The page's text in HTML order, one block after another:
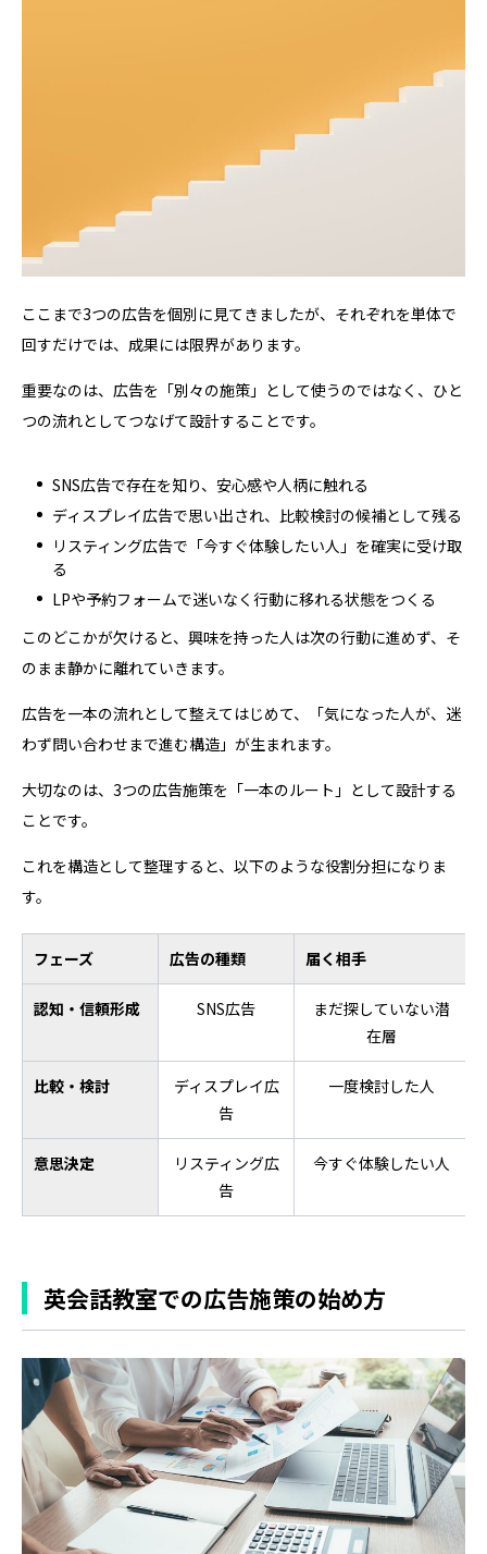
ここまで3つの広告を個別に見てきましたが、それぞれを単体で
回すだけでは、成果には限界があります。
重要なのは、広告を「別々の施策」として使うのではなく、ひと
つの流れとしてつなげて設計することです。
SNS広告で存在を知り、安心感や人柄に触れる
ディスプレイ広告で思い出され、比較検討の候補として残る
リスティング広告で「今すぐ体験したい人」を確実に受け取
る
LPや予約フォームで迷いなく行動に移れる状態をつくる
このどこかが欠けると、興味を持った人は次の行動に進めず、そ
のまま静かに離れていきます。
広告を一本の流れとして整えてはじめて、「気になった人が、迷
わず問い合わせまで進む構造」が生まれます。
大切なのは、3つの広告施策を「一本のルート」として設計する
ことです。
これを構造として整理すると、以下のような役割分担になりま
す。
フェーズ 広告の種類 届く相手
認知・信頼形成 SNS広告
まだ探していない潜
在層
比較・検討
ディスプレイ広
告
一度検討した人
意思決定
リスティング広
告
今すぐ体験したい人
英会話教室での広告施策の始め方